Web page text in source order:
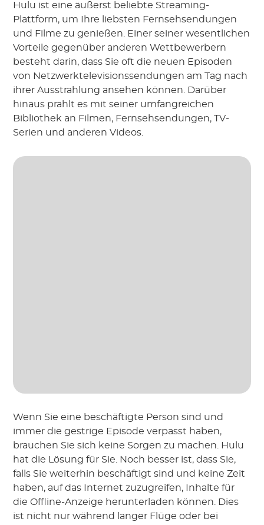
Hulu ist eine äußerst beliebte Streaming-
Plattform, um Ihre liebsten Fernsehsendungen
und Filme zu genießen. Einer seiner wesentlichen
Vorteile gegenüber anderen Wettbewerbern
besteht darin, dass Sie oft die neuen Episoden
von Netzwerktelevisionssendungen am Tag nach
ihrer Ausstrahlung ansehen können. Darüber
hinaus prahlt es mit seiner umfangreichen
Bibliothek an Filmen, Fernsehsendungen, TV-
Serien und anderen Videos.
Wenn Sie eine beschäftigte Person sind und
immer die gestrige Episode verpasst haben,
brauchen Sie sich keine Sorgen zu machen. Hulu
hat die Lösung für Sie. Noch besser ist, dass Sie,
falls Sie weiterhin beschäftigt sind und keine Zeit
haben, auf das Internet zuzugreifen, Inhalte für
die Offline-Anzeige herunterladen können. Dies
ist nicht nur während langer Flüge oder bei